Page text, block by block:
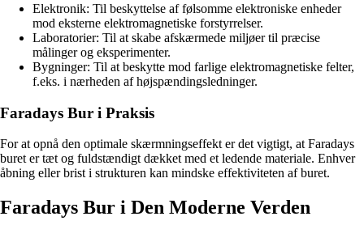
Elektronik: Til beskyttelse af følsomme elektroniske enheder
mod eksterne elektromagnetiske forstyrrelser.
Laboratorier: Til at skabe afskærmede miljøer til præcise
målinger og eksperimenter.
Bygninger: Til at beskytte mod farlige elektromagnetiske felter,
f.eks. i nærheden af højspændingsledninger.
Faradays Bur i Praksis
For at opnå den optimale skærmningseffekt er det vigtigt, at Faradays
buret er tæt og fuldstændigt dækket med et ledende materiale. Enhver
åbning eller brist i strukturen kan mindske effektiviteten af ​​buret.
Faradays Bur i Den Moderne Verden